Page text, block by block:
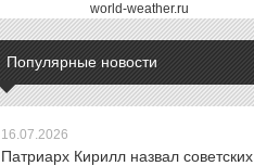
world-weather.ru
Популярные новости
16.07.2026
Патриарх Кирилл назвал советских